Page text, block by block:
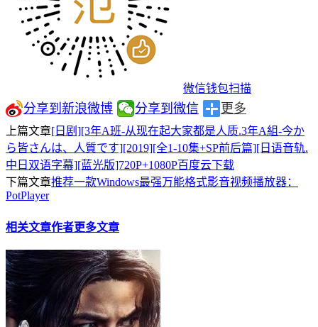
微信钱包扫描
分享到新浪微博 分享到微信 更多
上篇文章[日剧][3年A班-从现在起大家都是人质.3年A組-今か
ら皆さんは、人質です][2019][全1-10集+SP前后篇][日语音轨.
中日双语字幕][蓝光版]720P+1080P百度云下载
下篇文章推荐一款Windows最强万能格式影音视频播放器：
PotPlayer
相关文章作者更多文章